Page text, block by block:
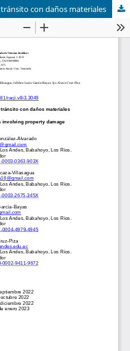
con daños materiales